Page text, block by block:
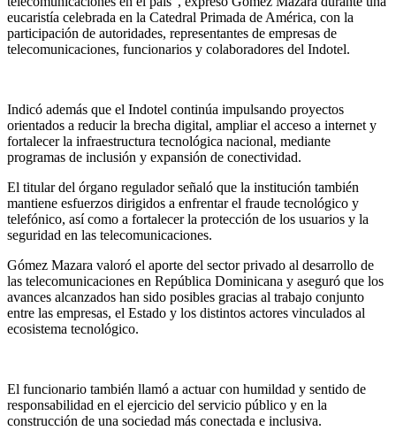
eucaristía celebrada en la Catedral Primada de América, con la
participación de autoridades, representantes de empresas de
telecomunicaciones, funcionarios y colaboradores del Indotel.
Indicó además que el Indotel continúa impulsando proyectos
orientados a reducir la brecha digital, ampliar el acceso a internet y
fortalecer la infraestructura tecnológica nacional, mediante
programas de inclusión y expansión de conectividad.
El titular del órgano regulador señaló que la institución también
mantiene esfuerzos dirigidos a enfrentar el fraude tecnológico y
telefónico, así como a fortalecer la protección de los usuarios y la
seguridad en las telecomunicaciones.
Gómez Mazara valoró el aporte del sector privado al desarrollo de
las telecomunicaciones en República Dominicana y aseguró que los
avances alcanzados han sido posibles gracias al trabajo conjunto
entre las empresas, el Estado y los distintos actores vinculados al
ecosistema tecnológico.
El funcionario también llamó a actuar con humildad y sentido de
responsabilidad en el ejercicio del servicio público y en la
construcción de una sociedad más conectada e inclusiva.